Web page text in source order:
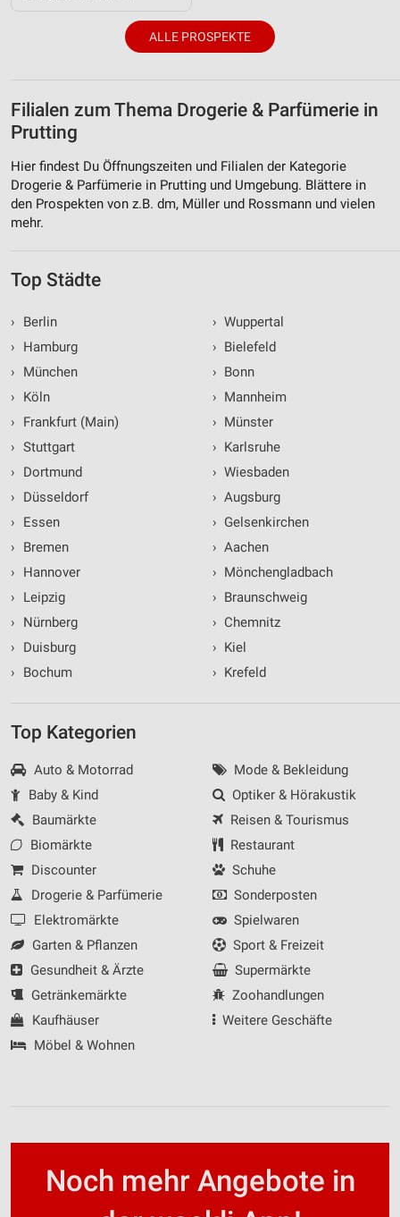
ALLE PROSPEKTE
Filialen zum Thema Drogerie & Parfümerie in
Prutting
Hier findest Du Öffnungszeiten und Filialen der Kategorie
Drogerie & Parfümerie in Prutting und Umgebung. Blättere in
den Prospekten von z.B. dm, Müller und Rossmann und vielen
mehr.
Top Städte
›
Berlin
›
Hamburg
›
München
›
Köln
›
Frankfurt (Main)
› Stuttgart
›
Dortmund
›
Düsseldorf
›
Essen
›
Bremen
›
Hannover
›
Leipzig
›
Nürnberg
›
Duisburg
›
Bochum
› Wuppertal
› Bielefeld
› Bonn
› Mannheim
› Münster
› Karlsruhe
› Wiesbaden
› Augsburg
› Gelsenkirchen
› Aachen
› Mönchengladbach
› Braunschweig
› Chemnitz
› Kiel
› Krefeld
Top Kategorien
Auto & Motorrad
Baby & Kind
Baumärkte
Biomärkte
Discounter
Drogerie & Parfümerie
Elektromärkte
Garten & Pflanzen
Gesundheit & Ärzte
Getränkemärkte
Kaufhäuser
Möbel & Wohnen
Mode & Bekleidung
Optiker & Hörakustik
Reisen & Tourismus
Restaurant
Schuhe
Sonderposten
Spielwaren
Sport & Freizeit
Supermärkte
Zoohandlungen
Weitere Geschäfte
Noch mehr Angebote in